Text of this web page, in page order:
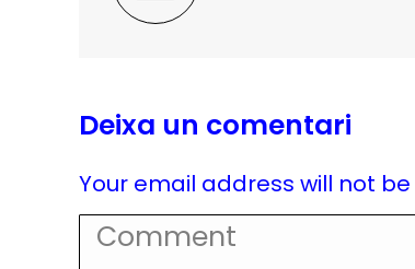
Deixa un comentari
Your email address will not
Comment